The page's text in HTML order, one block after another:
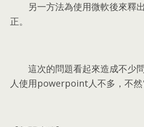
另一方法為使用微軟後來釋
正。
這次的問題看起來造成不少
人使用powerpoint人不多 ， 不